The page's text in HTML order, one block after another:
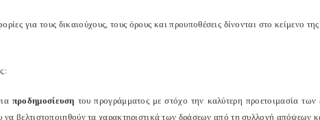
για τους δικαιούχους, τους όρους και προυποθέσεις δίνονται στο κείμενο
προδημοσίευση του προγράμματος με στόχο την καλύτερη προετοιμασία
να βελτιστοποιηθούν τα χαρακτηριστικά των δράσεων από τη συλλογή απόψεων